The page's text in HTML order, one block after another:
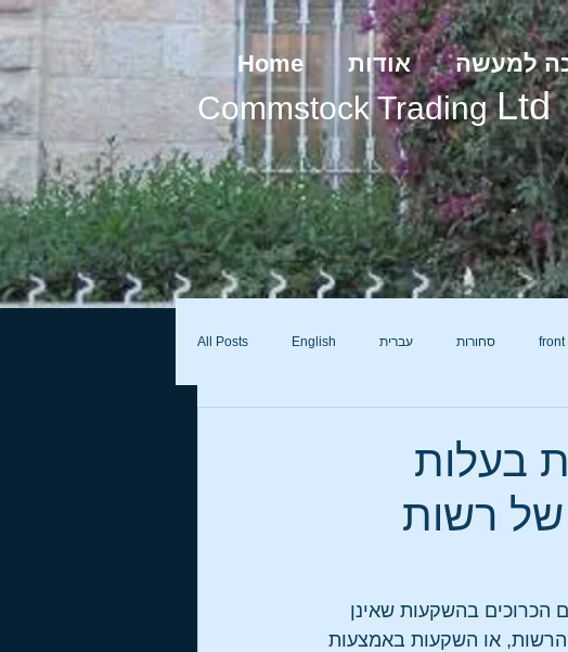
Commstock TradingLtd
Home אודות למעשה
All Posts English עברית סחורות front
בעלות
של רשות
הכרוכים בהשקעות שאינן
או השקעות באמצעות